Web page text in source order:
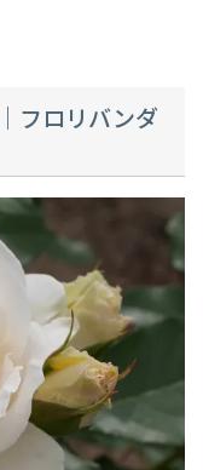
フロリバンダ